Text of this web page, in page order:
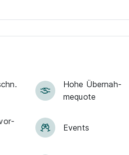
Hohe Über­nah­
me­quote
Events